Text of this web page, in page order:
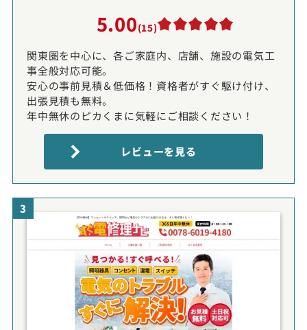
5.00(15)
関東圏を中心に、各ご家庭内、店舗、施設の電気工
事全般対応可能。
安心の事前見積＆低価格！資格者がすぐ駆け付け、
出張見積も無料。
年中無休のピカくまに気軽にご相談ください！
レビューを見る
3